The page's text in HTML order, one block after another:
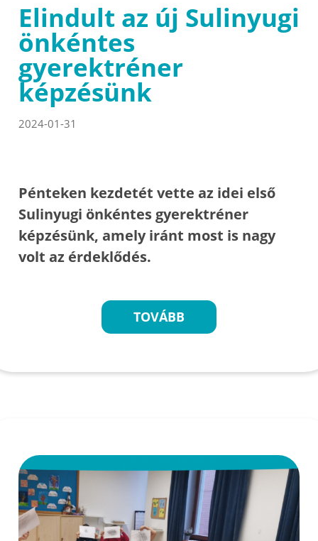
Elindult az új Sulinyugi
önkéntes
gyerektréner
képzésünk
2024-01-31
Pénteken kezdetét vette az idei első
Sulinyugi önkéntes gyerektréner
képzésünk, amely iránt most is nagy
volt az érdeklődés.
TOVÁBB